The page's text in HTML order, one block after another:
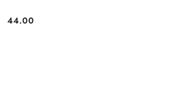
Cena:
44.00